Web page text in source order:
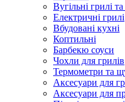
Вугільні грилі
Електричні грилі
Вбудовані кухні
Коптильні
Барбекю соуси
Чохли для грилів
Термометри та
Аксесуари для
Аксесуари для